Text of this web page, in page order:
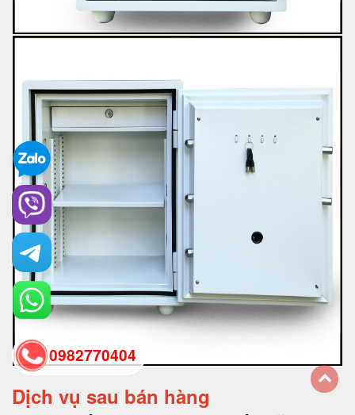
Dịch vụ sau bán hàng
0982770404